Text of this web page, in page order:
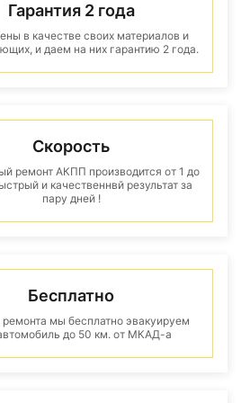
Гарантия 2 года
в качестве своих материалов и
и даем на них гарантию 2 года.
Скорость
ремонт АКПП производится от 1 до
и качественнвй результат за
пару дней !
Бесплатно
ремонта мы бесплатно эвакуируем
до 50 км. от МКАД-а